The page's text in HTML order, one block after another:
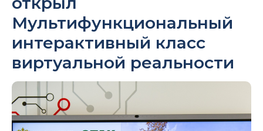
Мультифункциональный
интерактивный класс
виртуальной реальности